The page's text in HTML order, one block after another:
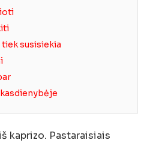
tiek susisiekia
kaprizo. Pastaraisiais